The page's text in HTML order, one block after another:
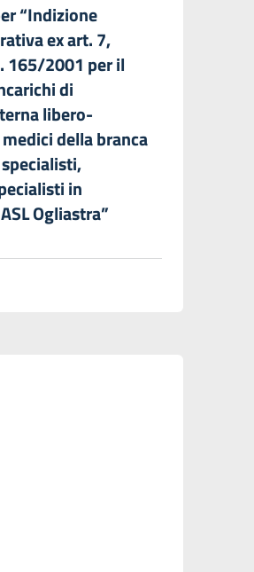
“Indizione
ex art. 7,
165/2001 per il
di
libero-
della branca
in
Ogliastra”